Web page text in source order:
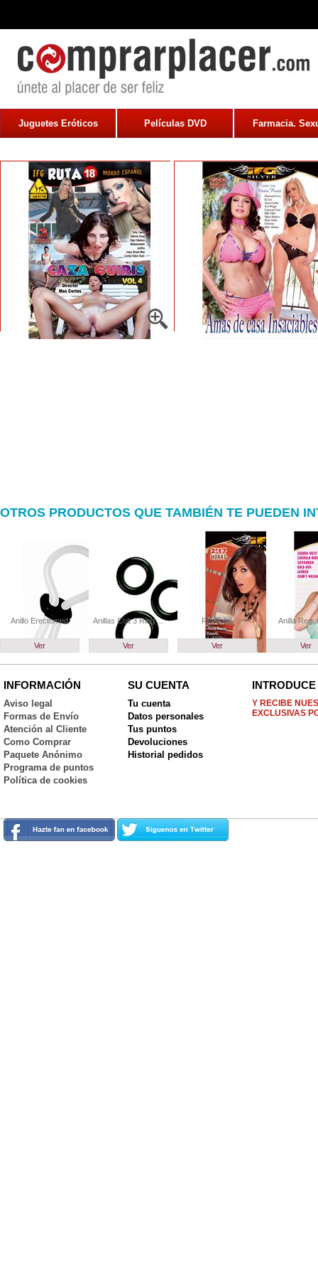
Juguetes Eróticos Películas DVD Farmacia.
OTROS PRODUCTOS QUE TAMBIÉN TE PUEDEN
Anillo Erectomed
Ver
Anillas Colt 3 Ring ...
Ver
RING 50
Ver
Anilla
Ver
INFORMACIÓN
Aviso legal
Formas de Envío
Atención al Cliente
Como Comprar
Paquete Anónimo
Programa de puntos
Política de cookies
SU CUENTA
Tu cuenta
Datos personales
Tus puntos
Devoluciones
Historial pedidos
Y RECIBE
EXCLUSIVAS